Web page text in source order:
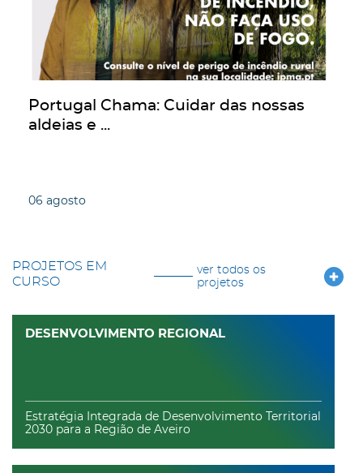
Portugal Chama: Cuidar das nossas
aldeias e ...
06 agosto
PROJETOS EM
CURSO
ver todos os
projetos
DESENVOLVIMENTO REGIONAL
Estratégia Integrada de Desenvolvimento Territorial
2030 para a Região de Aveiro